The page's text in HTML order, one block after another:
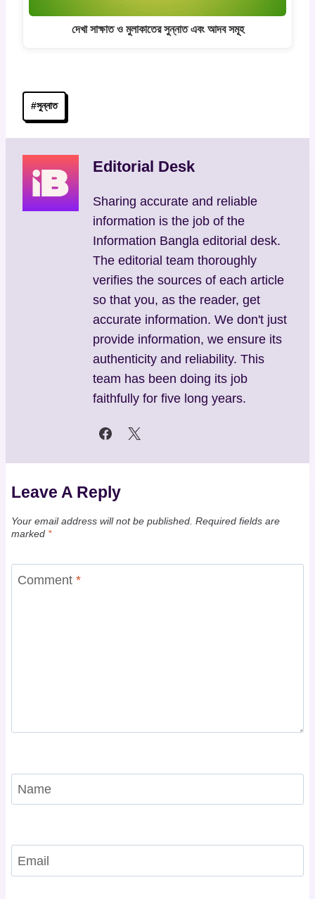
দেখা সাক্ষাত ও মুলাকাতের সুন্নাত এবং আদব সমূহ
Post
Tags:
#সুন্নাত
Editorial Desk
Sharing accurate and reliable
information is the job of the
Information Bangla editorial desk.
The editorial team thoroughly
verifies the sources of each article
so that you, as the reader, get
accurate information. We don't just
provide information, we ensure its
authenticity and reliability. This
team has been doing its job
faithfully for five long years.
Leave A Reply
Your email address will not be published. Required fields are
marked *
Comment *
Name
Email